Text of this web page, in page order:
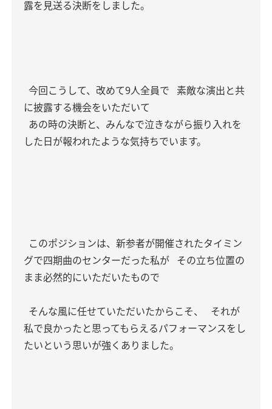
露を見送る決断をしました。
今回こうして、改めて9人全員で
素敵な演出と共
に披露する機会をいただいて
あの時の決断と、みんなで泣きながら振り入れを
した日が報われたような気持ちでいます。
このポジションは、新参者が開催されたタイミン
グで四期曲のセンターだった私が その立ち位置の
まま必然的にいただいたもので
そんな風に任せていただいたからこそ、
それが
私で良かったと思ってもらえるパフォーマンスをし
たいという思いが強くありました。